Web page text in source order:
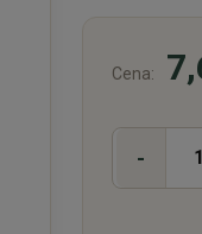
Cena:
-